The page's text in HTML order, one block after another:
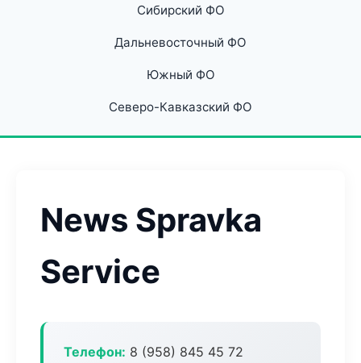
Сибирский ФО
Дальневосточный ФО
Южный ФО
Северо-Кавказский ФО
News Spravka
Service
Телефон: 8 (958) 845 45 72